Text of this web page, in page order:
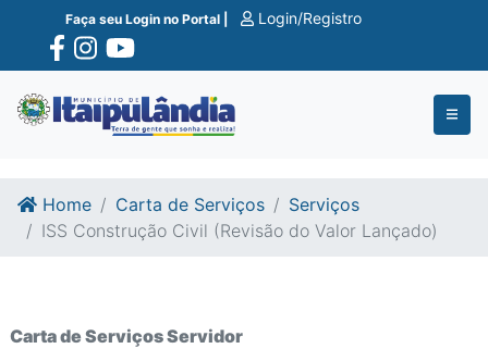
Ir para o conte�do
Ir para o fim do conte�do
Faça seu Login no Portal | Login/Registro
Home Carta de Serviços
Serviços
ISS Construção Civil (Revisão do Valor Lançado)
Carta de Serviços Servidor